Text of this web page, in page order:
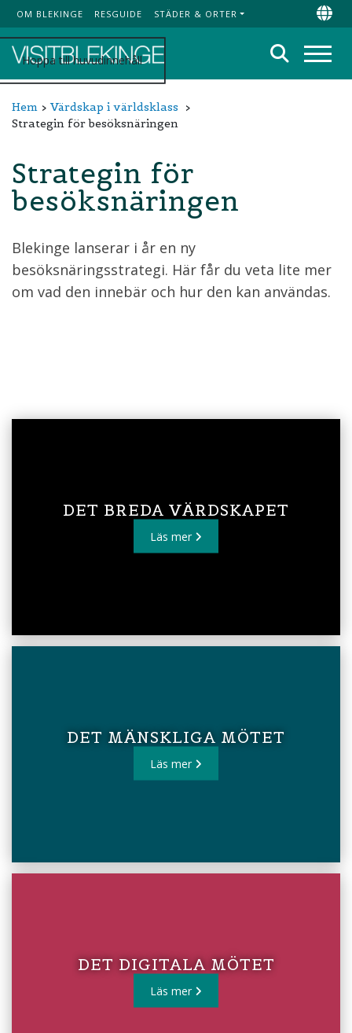
Hoppa till huvudinnehåll
Top Menu
OM BLEKINGE RESGUIDE STÄDER & ORTER
Sök
Hem
Värdskap i världsklass
Strategin för besöksnäringen
Strategin för
besöksnäringen
Blekinge lanserar i år en ny
besöksnäringsstrategi. Här får du veta lite mer
om vad den innebär och hur den kan användas.
DET BREDA VÄRDSKAPET
Läs mer
DET MÄNSKLIGA MÖTET
Läs mer
DET DIGITALA MÖTET
Läs mer